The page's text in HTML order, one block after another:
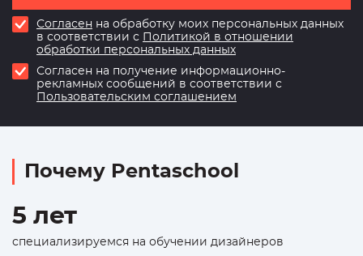
Согласен на обработку моих персональных данных
в соответствии с Политикой в отношении
обработки персональных данных
Согласен на получение информационно-
рекламных сообщений в соответствии с
Пользовательским соглашением
Почему Pentaschool
5 лет
специализируемся на обучении дизайнеров